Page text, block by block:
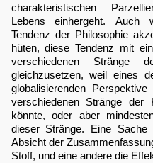
charakteristischen
Lebens einhergeht. Auch
Tendenz der Philosophie
hüten, diese Tendenz mit
verschiedenen Stränge
gleichzusetzen, weil eines
globalisierenden
verschiedenen Stränge der
könnte, oder aber
dieser Stränge. Eine
Absicht der
Stoff, und eine andere die